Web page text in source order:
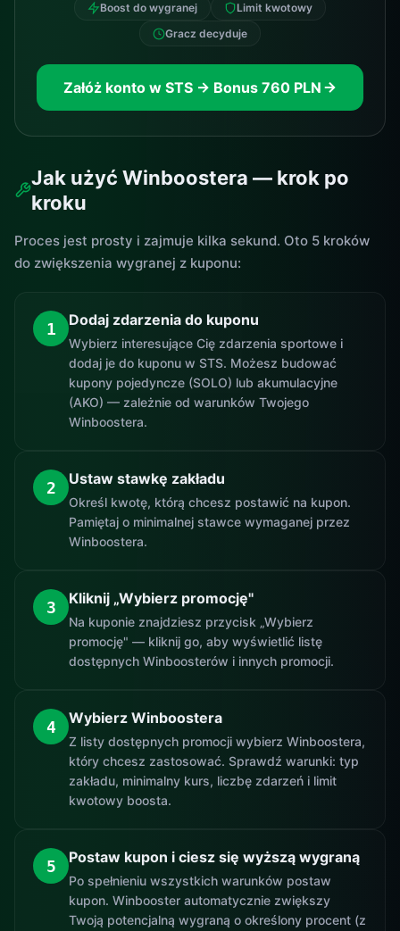
Boost do wygranej
Limit kwotowy
Gracz decyduje
Załóż konto w STS → Bonus 760 PLN
Jak użyć Winboostera — krok po
kroku
Proces jest prosty i zajmuje kilka sekund. Oto 5 kroków
do zwiększenia wygranej z kuponu:
1 Dodaj zdarzenia do kuponu
Wybierz interesujące Cię zdarzenia sportowe i
dodaj je do kuponu w STS. Możesz budować
kupony pojedyncze (SOLO) lub akumulacyjne
(AKO) — zależnie od warunków Twojego
Winboostera.
2 Ustaw stawkę zakładu
Określ kwotę, którą chcesz postawić na kupon.
Pamiętaj o minimalnej stawce wymaganej przez
Winboostera.
3 Kliknij „Wybierz promocję"
Na kuponie znajdziesz przycisk „Wybierz
promocję" — kliknij go, aby wyświetlić listę
dostępnych Winboosterów i innych promocji.
4 Wybierz Winboostera
Z listy dostępnych promocji wybierz Winboostera,
który chcesz zastosować. Sprawdź warunki: typ
zakładu, minimalny kurs, liczbę zdarzeń i limit
kwotowy boosta.
5 Postaw kupon i ciesz się wyższą wygraną
Po spełnieniu wszystkich warunków postaw
kupon. Winbooster automatycznie zwiększy
Twoją potencjalną wygraną o określony procent (z